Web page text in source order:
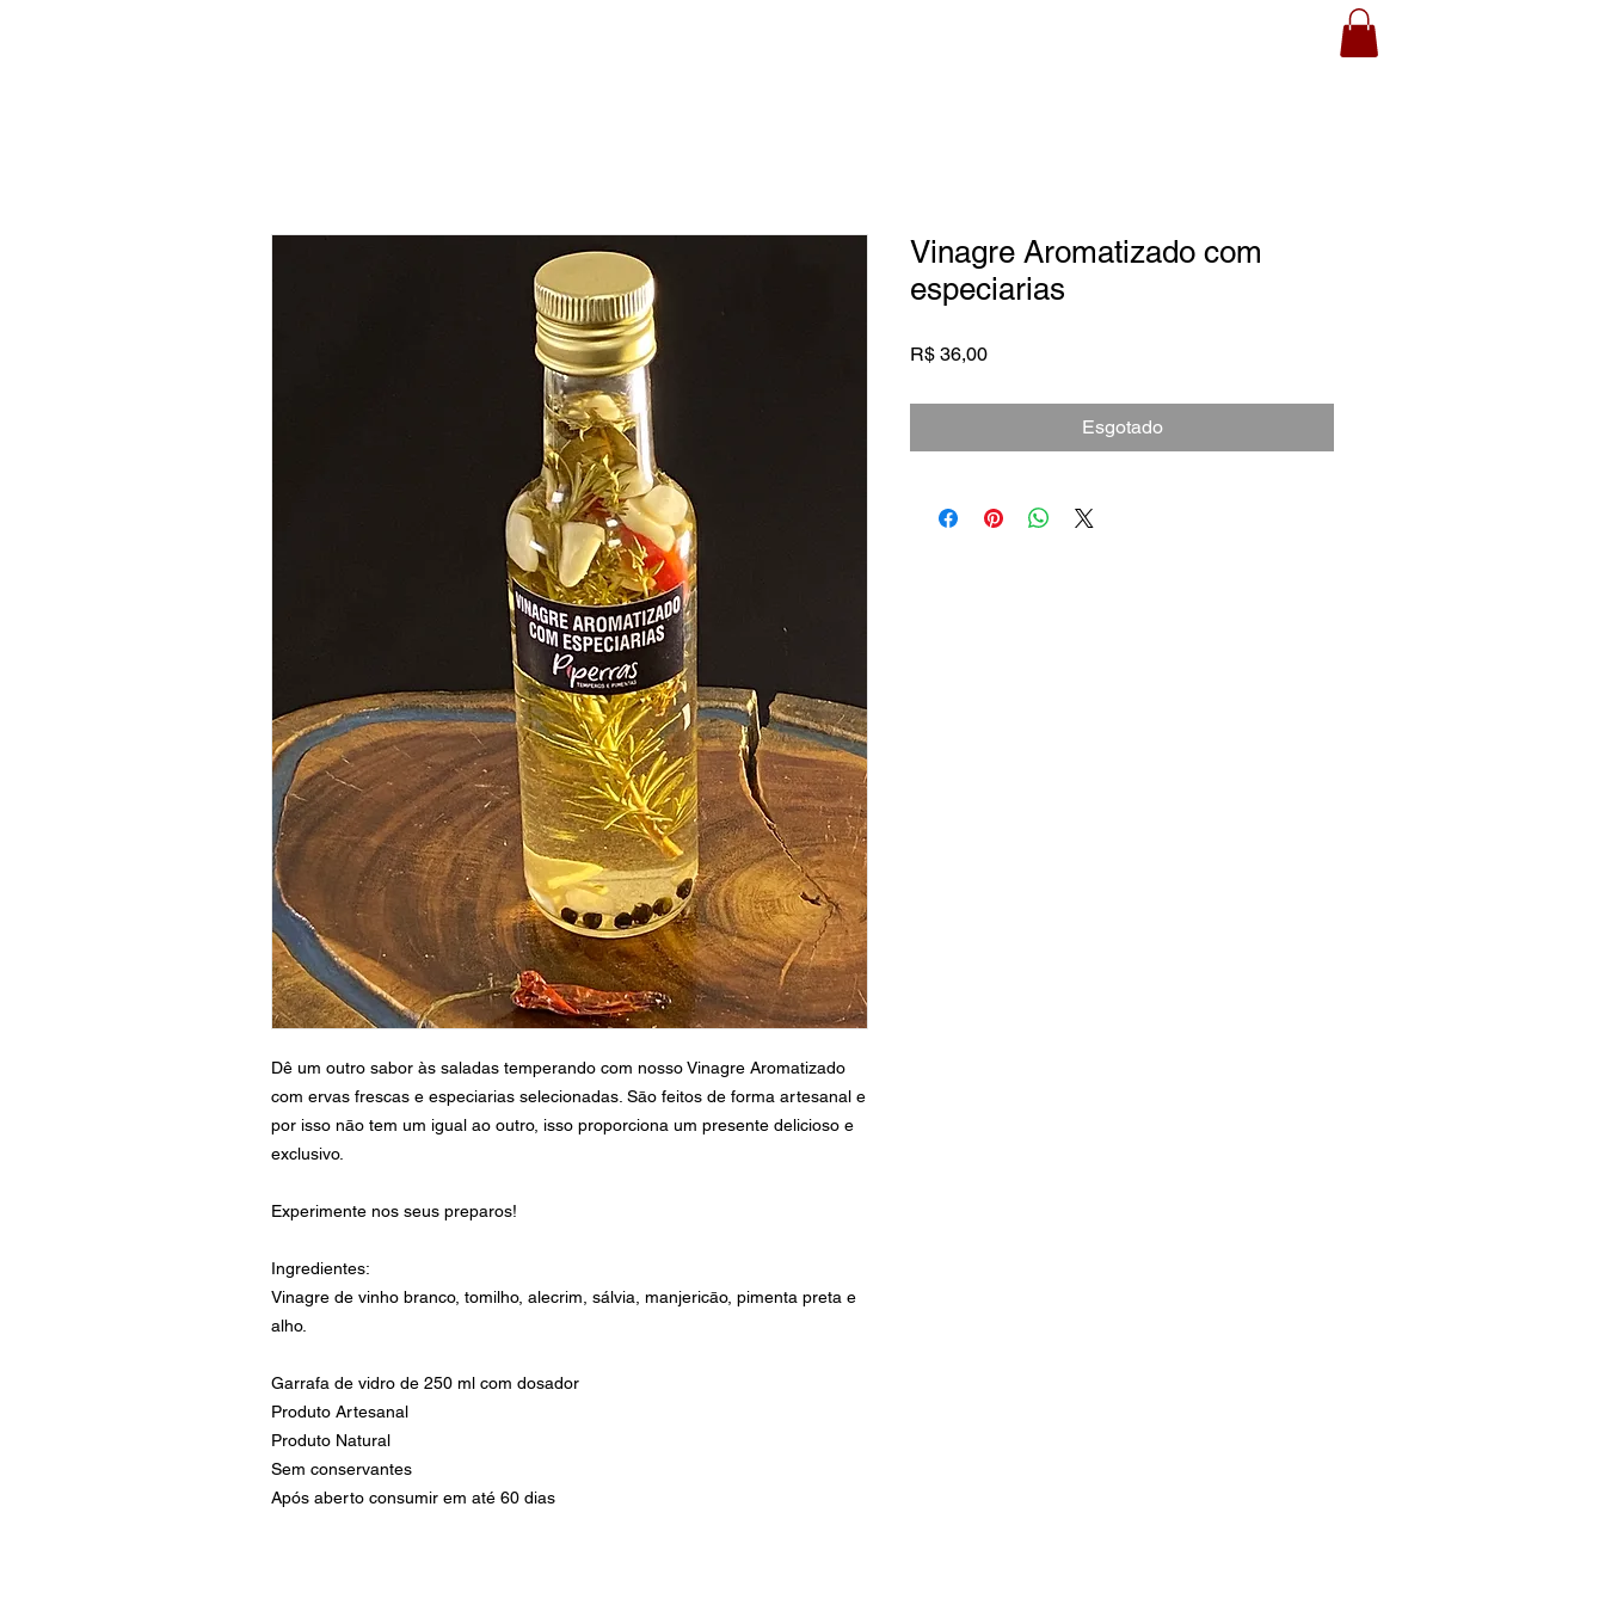
Dê um outro sabor às saladas temperando com nosso Vinagre Aromatizado
com ervas frescas e especiarias selecionadas. Sāo feitos de forma artesanal e
por isso nāo tem um igual ao outro, isso proporciona um presente delicioso e
exclusivo.
Experimente nos seus preparos!
Ingredientes:
Vinagre de vinho branco, tomilho, alecrim, sálvia, manjericāo, pimenta preta e
alho.
Garrafa de vidro de 250 ml com dosador
Produto Artesanal
Produto Natural
Sem conservantes
Após aberto consumir em até 60 dias
Vinagre Aromatizado com
especiarias
R$ 36,00Preço
Esgotado